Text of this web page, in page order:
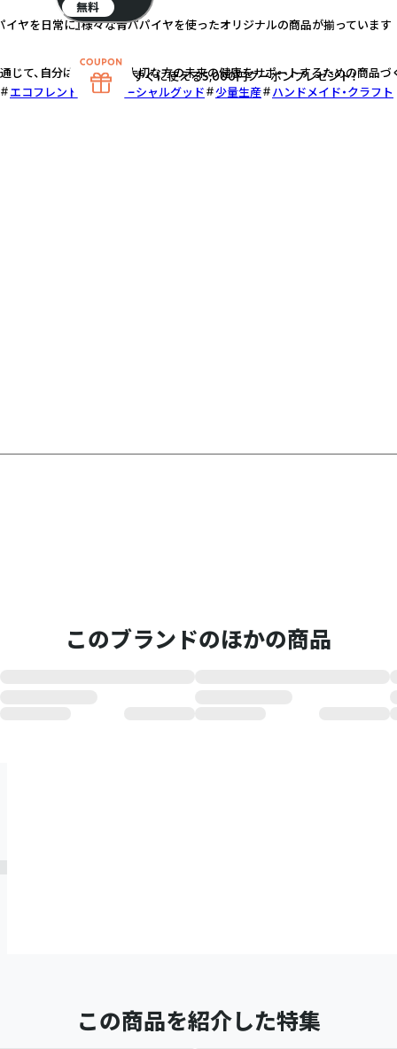
イヤを日常に』様々な青パパイヤを使ったオリジナルの商品が揃っています
じて、自分はもちろん・大切な方の未来の健康をサポートするための商品
エコフレンドリー
ソーシャルグッド 少量生産 ハンドメイド・クラフト
このブランドのほかの商品
この商品を紹介した特集
無料
すぐに使える5,000円クーポンプレゼント！